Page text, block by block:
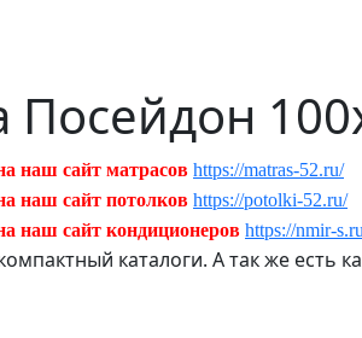
Посейдон
наш сайт матрасов https://matras-52.ru/
наш сайт потолков https://potolki-52.ru/
наш сайт кондиционеров https://nmir-
каталоги. А так же